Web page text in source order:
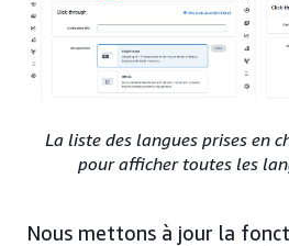
La liste des langues prises en
pour afficher toutes les
Nous mettons à jour la